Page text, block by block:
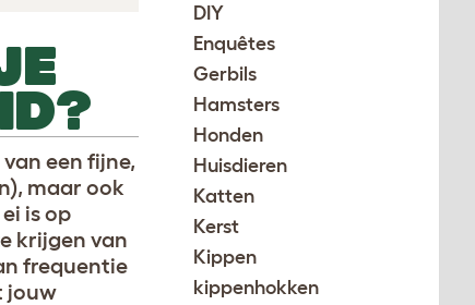
een fijne,
maar ook
is op
krijgen van
frequentie
jouw
DIY
Enquêtes
Gerbils
Hamsters
Honden
Huisdieren
Katten
Kerst
Kippen
kippenhokken